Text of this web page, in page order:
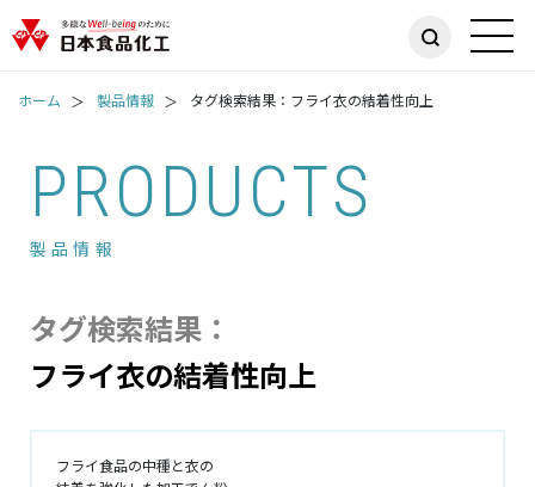
ホーム 製品情報 タグ検索結果：フライ衣の結着性向上
PRODUCTS
製品情報
タグ検索結果：
フライ衣の結着性向上
フライ食品の中種と衣の